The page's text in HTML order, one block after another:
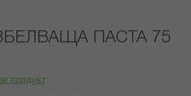
ПАСТА 75
продукт